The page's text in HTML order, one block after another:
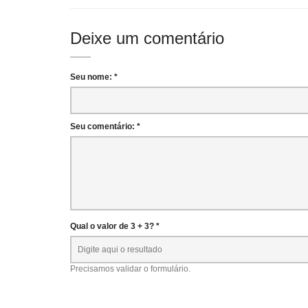
Deixe um comentário
Seu nome: *
Seu comentário: *
Qual o valor de 3 + 3? *
Precisamos validar o formulário.